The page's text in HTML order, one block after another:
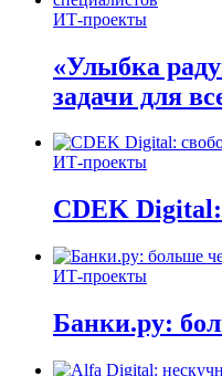
ИТ-проекты
«Улыбка
задачи для
ИТ-проекты
CDEK Digital:
ИТ-проекты
Банки.ру: